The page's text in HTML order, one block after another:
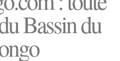
Bassin du